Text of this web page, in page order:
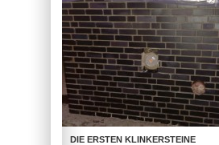
DIE ERSTEN KLINKERSTEINE